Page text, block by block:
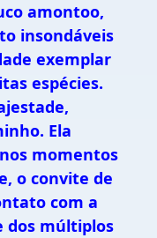
amontoo,
insondáveis
exemplar
espécies.
Ela
momentos
o convite de
com a
e dos múltiplos